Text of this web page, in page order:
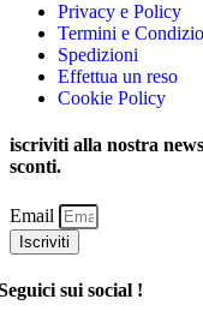
Privacy e Policy
Termini e
Spedizioni
Effettua un reso
Cookie Policy
iscriviti alla nostra
sconti.
Email
Iscriviti
sui social !